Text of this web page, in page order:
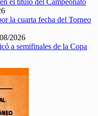
el título del Campeonato
la cuarta fecha del Torneo
2026
a semifinales de la Copa